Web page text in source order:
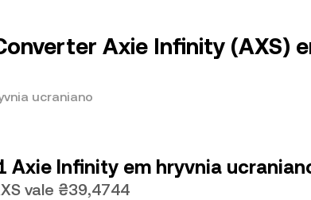
Axie Infinity (AXS)
ucraniano
Axie Infinity em hryvnia
vale ₴39,4744